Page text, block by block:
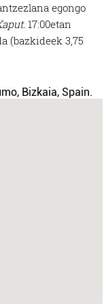
egongo
17:00etan
(bazkideek 3,75
Bizkaia, Spain.